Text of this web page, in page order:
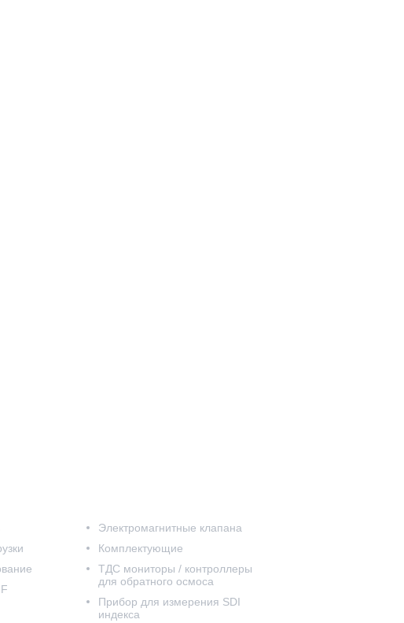
Электромагнитные клапана
Комплектующие
ТДС мониторы / контроллеры
для обратного осмоса
Прибор для измерения SDI
индекса